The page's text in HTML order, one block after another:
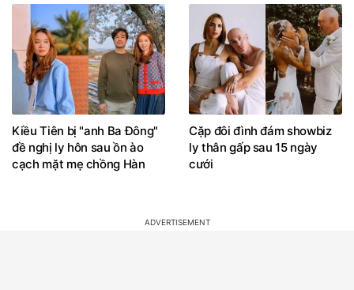
Kiều Tiên bị "anh Ba Đông"
đề nghị ly hôn sau ồn ào
cạch mặt mẹ chồng Hàn
Cặp đôi đình đám showbiz
ly thân gấp sau 15 ngày
cưới